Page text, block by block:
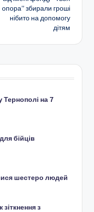
опора” збирали гроші
нібито на допомогу
дітям
Тернополі на 7
бійців
шестеро людей
зіткнення з